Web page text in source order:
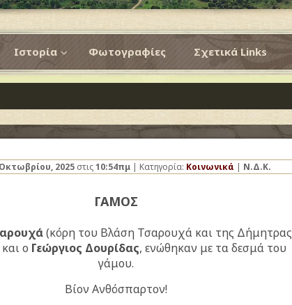
Ιστορία Φωτογραφίες Σχετικά Links
2025 στις10:54πμ | Κατηγορία: Κοινωνικά | Ν.Δ.Κ.
ΓΑΜΟΣ
(κόρη του Βλάση Τσαρουχά και της Δήμητρας
ο Γεώργιος Δουρίδας, ενώθηκαν με τα δεσμά του
γάμου.
Βίον Ανθόσπαρτον!